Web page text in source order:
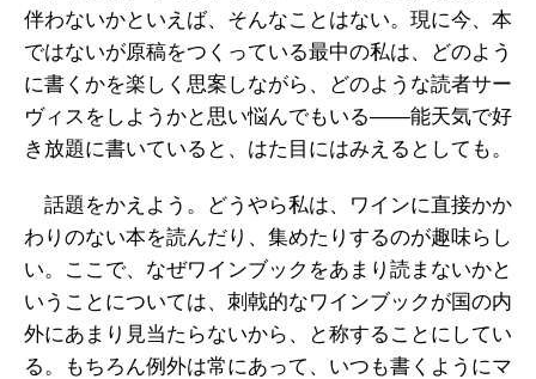
伴わないかといえば、そんなことはない。現に今、本
ではないが原稿をつくっている最中の私は、どのよう
に書くかを楽しく思案しながら、どのような読者サー
ヴィスをしようかと思い悩んでもいる――能天気で好
き放題に書いていると、はた目にはみえるとしても。
話題をかえよう。どうやら私は、ワインに直接かか
わりのない本を読んだり、集めたりするのが趣味らし
い。ここで、なぜワインブックをあまり読まないかと
いうことについては、刺戟的なワインブックが国の内
外にあまり見当たらないから、と称することにしてい
る。もちろん例外は常にあって、いつも書くようにマ